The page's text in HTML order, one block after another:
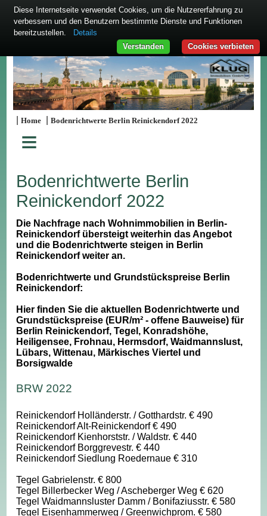
|Home |Bodenrichtwerte Berlin Reinickendorf 2022
≡
Bodenrichtwerte Berlin
Reinickendorf 2022
Die Nachfrage nach Wohnimmobilien in Berlin-
Reinickendorf übersteigt weiterhin das Angebot
und die Bodenrichtwerte steigen in Berlin
Reinickendorf weiter an.
Bodenrichtwerte und Grundstückspreise Berlin
Reinickendorf:
Hier finden Sie die aktuellen Bodenrichtwerte und
Grundstückspreise (EUR/m² - offene Bauweise) für
Berlin Reinickendorf, Tegel, Konradshöhe,
Heiligensee, Frohnau, Hermsdorf, Waidmannslust,
Lübars, Wittenau, Märkisches Viertel und
Borsigwalde
BRW 2022
Reinickendorf Holländerstr. / Gotthardstr. € 490
Reinickendorf Alt-Reinickendorf € 490
Reinickendorf Kienhorststr. / Waldstr. € 440
Reinickendorf Borggrevestr. € 440
Reinickendorf Siedlung Roedernaue € 310
Tegel Gabrielenstr. € 800
Tegel Billerbecker Weg / Ascheberger Weg € 620
Tegel Waidmannsluster Damm / Bonifaziusstr. € 580
Tegel Eisenhammerweg / Greenwichprom. € 580
Diese Internetseite verwendet Cookies, um die Nutzererfahrung zu
verbessern und den Benutzern bestimmte Dienste und Funktionen
bereitzustellen.
Details
Cookies verbieten
Verstanden